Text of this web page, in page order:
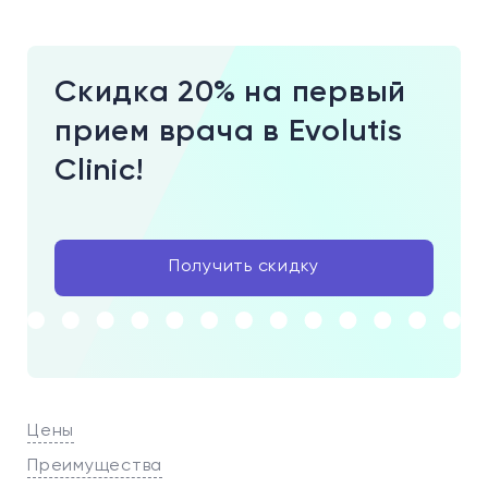
Цены
Преимущества
Скидка 20% на первый
прием врача в Evolutis
Clinic!
Получить скидку